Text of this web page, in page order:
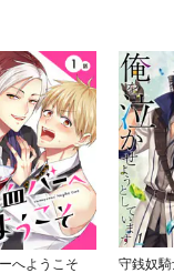
へようこそ
守銭奴